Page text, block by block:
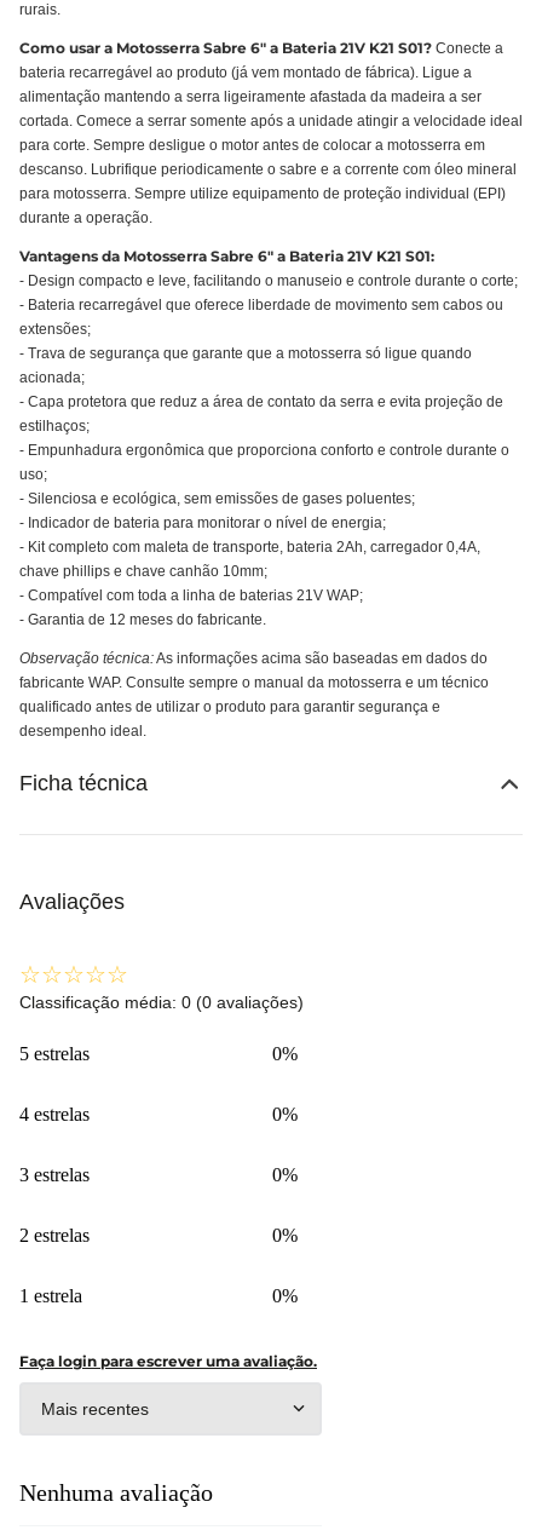
rurais.
Como usar a Motosserra Sabre 6" a Bateria 21V K21 S01? Conecte a
bateria recarregável ao produto (já vem montado de fábrica). Ligue a
alimentação mantendo a serra ligeiramente afastada da madeira a ser
cortada. Comece a serrar somente após a unidade atingir a velocidade ideal
para corte. Sempre desligue o motor antes de colocar a motosserra em
descanso. Lubrifique periodicamente o sabre e a corrente com óleo mineral
para motosserra. Sempre utilize equipamento de proteção individual (EPI)
durante a operação.
Vantagens da Motosserra Sabre 6" a Bateria 21V K21 S01:
- Design compacto e leve, facilitando o manuseio e controle durante o corte;
- Bateria recarregável que oferece liberdade de movimento sem cabos ou
extensões;
- Trava de segurança que garante que a motosserra só ligue quando
acionada;
- Capa protetora que reduz a área de contato da serra e evita projeção de
estilhaços;
- Empunhadura ergonômica que proporciona conforto e controle durante o
uso;
- Silenciosa e ecológica, sem emissões de gases poluentes;
- Indicador de bateria para monitorar o nível de energia;
- Kit completo com maleta de transporte, bateria 2Ah, carregador 0,4A,
chave phillips e chave canhão 10mm;
- Compatível com toda a linha de baterias 21V WAP;
- Garantia de 12 meses do fabricante.
Observação técnica:As informações acima são baseadas em dados do
fabricante WAP. Consulte sempre o manual da motosserra e um técnico
qualificado antes de utilizar o produto para garantir segurança e
desempenho ideal.
Ficha técnica
Avaliações
☆☆☆☆☆
Classificação média: 0 (0 avaliações)
5 estrelas 0%
4 estrelas 0%
3 estrelas 0%
2 estrelas 0%
1 estrela 0%
Faça login para escrever uma avaliação.
Mais recentes
Nenhuma avaliação